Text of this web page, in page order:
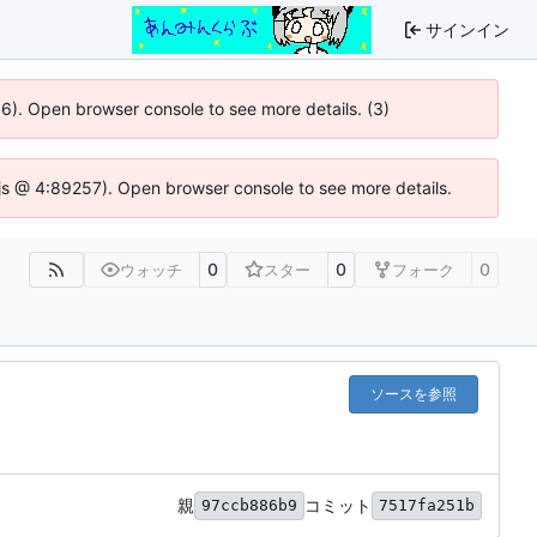
サインイン
Open browser console to see more details. (3)
4:89257). Open browser console to see more details.
ウォッチ 0 スター 0 フォーク 0
ソースを参照
親 97ccb886b9 コミット 7517fa251b